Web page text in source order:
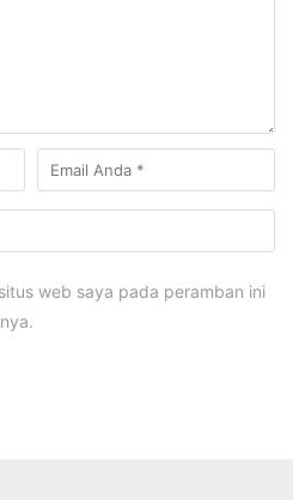
web saya pada peramban ini